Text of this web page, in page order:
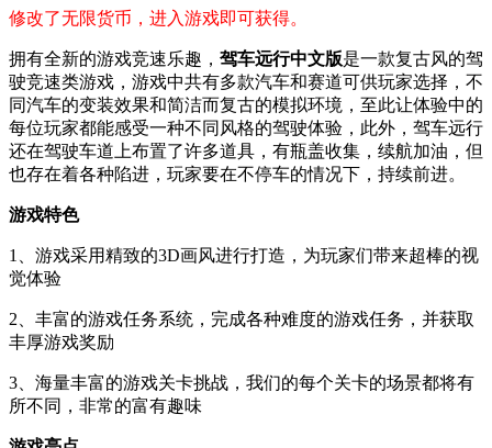
修改了无限货币，进入游戏即可获得。
拥有全新的游戏竞速乐趣， 驾车远行中文版是一款复古风的驾
驶竞速类游戏，游戏中共有多款汽车和赛道可供玩家选择，不
同汽车的变装效果和简洁而复古的模拟环境，至此让体验中的
每位玩家都能感受一种不同风格的驾驶体验，此外，驾车远行
还在驾驶车道上布置了许多道具，有瓶盖收集，续航加油，但
也存在着各种陷进，玩家要在不停车的情况下，持续前进。
游戏特色
1、游戏采用精致的3D画风进行打造，为玩家们带来超棒的视
觉体验
2、丰富的游戏任务系统，完成各种难度的游戏任务，并获取
丰厚游戏奖励
3、海量丰富的游戏关卡挑战，我们的每个关卡的场景都将有
所不同，非常的富有趣味